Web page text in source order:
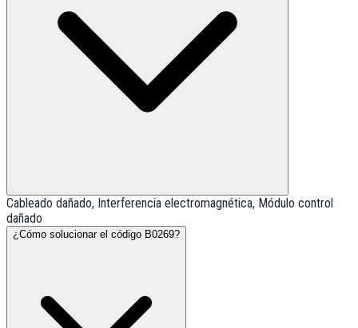
Cableado dañado, Interferencia electromagnética, Módulo control
dañado
¿Cómo solucionar el código B0269?